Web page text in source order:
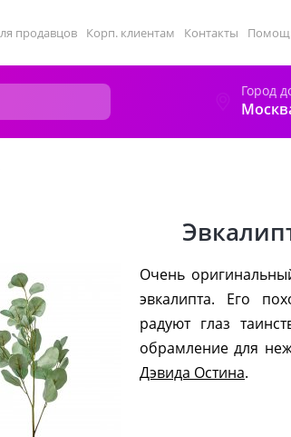
продавцов Корп. клиентам Контакты
Город
Очень
эвкалипта. Его
радуют глаз
обрамление для
Дэвида Остина.